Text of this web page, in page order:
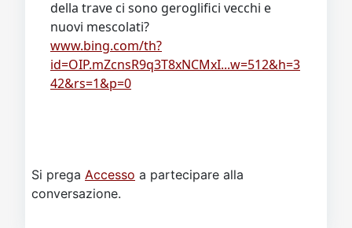
della trave ci sono geroglifici vecchi e
nuovi mescolati?
www.bing.com/th?
id=OIP.mZcnsR9q3T8xNCMxI...w=512&h=3
42&rs=1&p=0
Si prega Accesso a partecipare alla
conversazione.